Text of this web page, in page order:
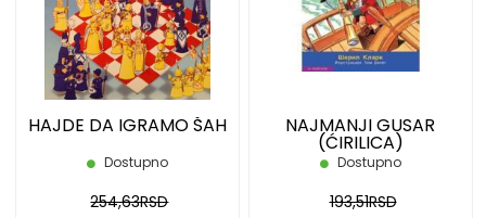
HAJDE DA IGRAMO ŠAH
Dostupno
254,63RSD
NAJMANJI GUSAR
(ĆIRILICA)
Dostupno
193,51RSD